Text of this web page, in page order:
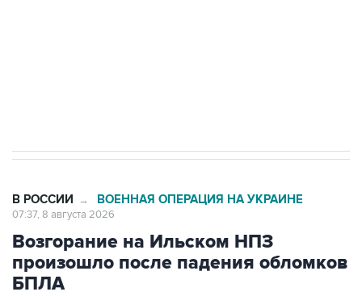
В РОССИИ → ВОЕННАЯ ОПЕРАЦИЯ НА УКРАИНЕ
07:37, 8 августа 2026
Возгорание на Ильском НПЗ
произошло после падения обломков
БПЛА